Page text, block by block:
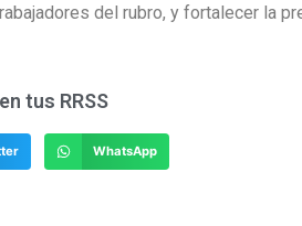
del rubro, y fortalecer la
tus RRSS
WhatsApp